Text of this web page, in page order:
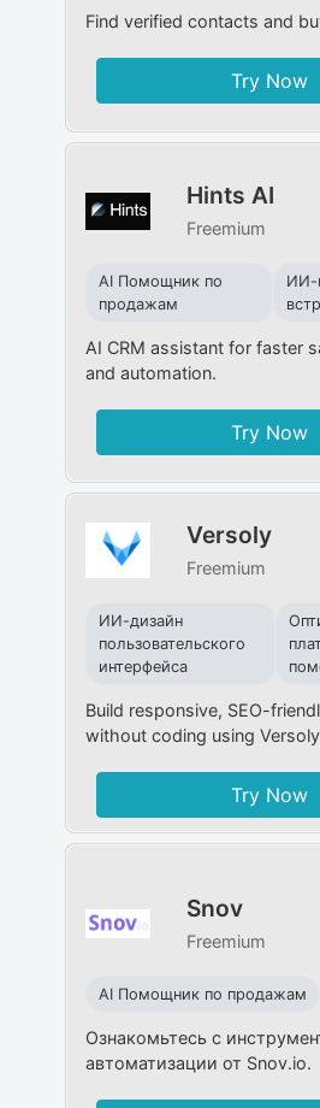
Find verified contacts and
Try Now
Hints AI
Freemium
AI Помощник по
продажам
ИИ-
AI CRM assistant for faster
and automation.
Try Now
Versoly
Freemium
ИИ-дизайн
пользовательского
интерфейса
Build responsive, SEO-
without coding using
Try Now
Snov
Freemium
AI Помощник по продажам
Ознакомьтесь с
автоматизации от Snov.io.